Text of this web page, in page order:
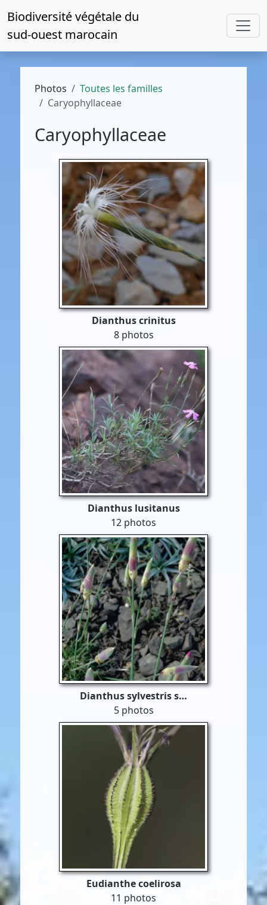
Biodiversité végétale du
sud-ouest marocain
Photos
Toutes les familles
Caryophyllaceae
Caryophyllaceae
Dianthus crinitus
8 photos
Dianthus lusitanus
12 photos
Dianthus sylvestris s…
5 photos
Eudianthe coelirosa
11 photos